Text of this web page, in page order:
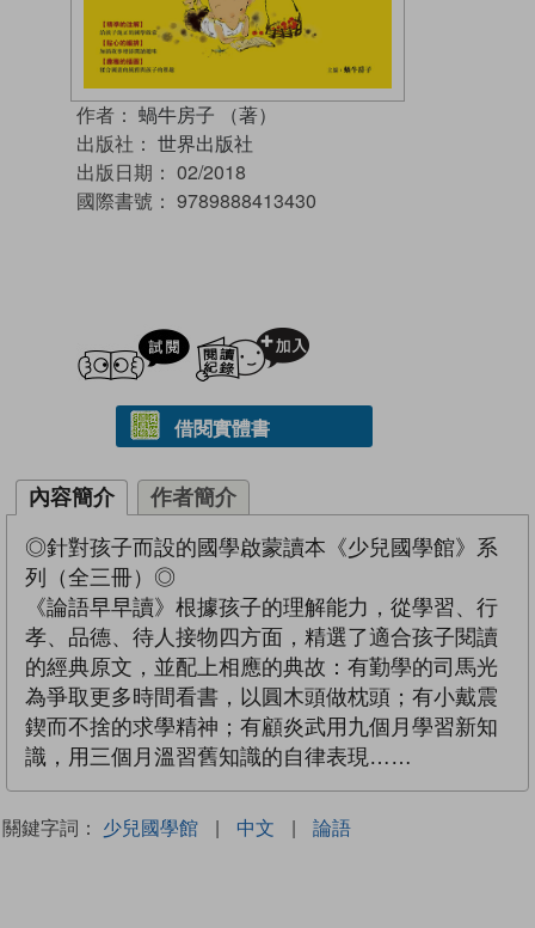
作者： 蝸牛房子 （著）
出版社： 世界出版社
出版日期： 02/2018
國際書號： 9789888413430
試閲
借閱實體書
內容簡介 作者簡介
◎針對孩子而設的國學啟蒙讀本《少兒國學館》系
列（全三冊）◎
《論語早早讀》根據孩子的理解能力，從學習、行
孝、品德、待人接物四方面，精選了適合孩子閱讀
的經典原文，並配上相應的典故：有勤學的司馬光
為爭取更多時間看書，以圓木頭做枕頭；有小戴震
鍥而不捨的求學精神；有顧炎武用九個月學習新知
識，用三個月溫習舊知識的自律表現……
關鍵字詞： 少兒國學館 | 中文 | 論語